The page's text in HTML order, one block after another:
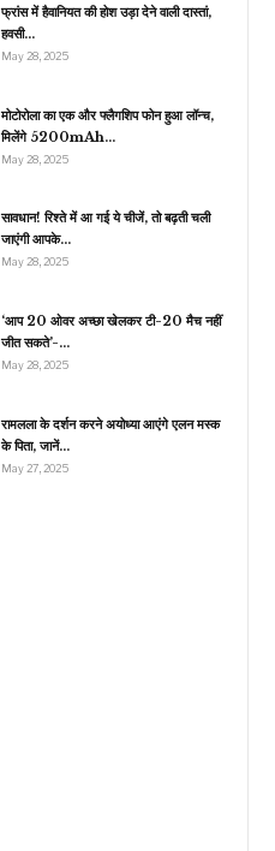
फ्रांस में हैवानियत की होश उड़ा देने वाली दास्तां,
हवसी…
May 28, 2025
मोटोरोला का एक और फ्लैगशिप फोन हुआ लॉन्च,
मिलेंगे 5200mAh…
May 28, 2025
सावधान! रिश्ते में आ गई ये चीजें, तो बढ़ती चली
जाएंगी आपके…
May 28, 2025
‘आप 20 ओवर अच्छा खेलकर टी-20 मैच नहीं
जीत सकते’-…
May 28, 2025
रामलला के दर्शन करने अयोध्या आएंगे एलन मस्क
के पिता, जानें…
May 27, 2025